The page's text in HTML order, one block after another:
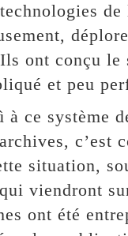
ont conçu le
et peu
ce système
c’est
situation,
viendront
ont été